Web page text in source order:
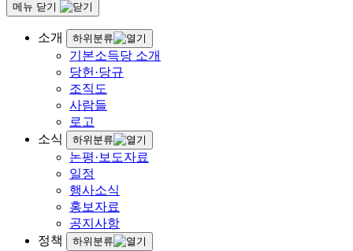
메뉴 닫기
소개 하위분류
기본소득당 소개
당헌·당규
조직도
사람들
로고
소식
하위분류
논평·보도자료
일정
행사소식
홍보자료
공지사항
정책
하위분류